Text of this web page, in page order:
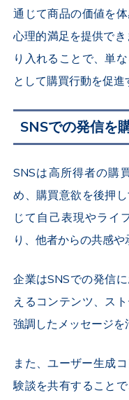
通じて商品の価値を
心理的満足を提供で
り入れることで、単
として購買行動を促進
SNSでの発信を
SNSは高所得者の購
め、購買意欲を後押
じて自己表現やライ
り、他者からの共感や
企業はSNSでの発信
えるコンテンツ、ス
強調したメッセージを
また、ユーザー生成
験談を共有すること